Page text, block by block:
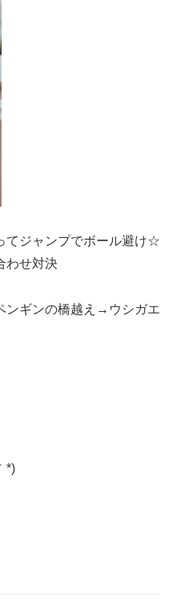
ジャンプでボール避け☆
わせ対決
ギンの橋越え→ウシガエ
*)